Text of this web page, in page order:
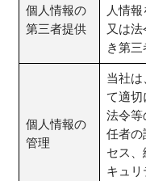
個人情報の
第三者提供
人情
又は
き第三
個人情報の
管理
当社
て適切
法令等
任者の
セス
キュ